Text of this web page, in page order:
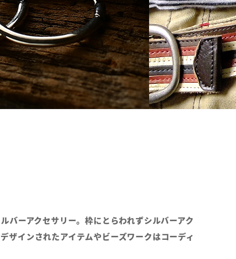
ーアクセサリー。枠にとらわれずシルバーアク
ザインされたアイテムやビーズワークはコーディ